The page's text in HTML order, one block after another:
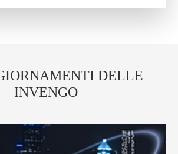
DELLE
INVENGO